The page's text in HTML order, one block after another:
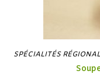
SPÉCIALITÉS